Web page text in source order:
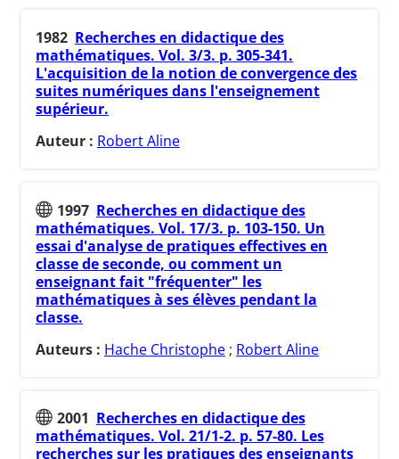
1982 Recherches en didactique des
mathématiques. Vol. 3/3. p. 305-341.
L'acquisition de la notion de convergence des
suites numériques dans l'enseignement
supérieur.
Auteur : Robert Aline
1997 Recherches en didactique des
mathématiques. Vol. 17/3. p. 103-150. Un
essai d'analyse de pratiques effectives en
classe de seconde, ou comment un
enseignant fait "fréquenter" les
mathématiques à ses élèves pendant la
classe.
Auteurs : Hache Christophe ; Robert Aline
2001 Recherches en didactique des
mathématiques. Vol. 21/1-2. p. 57-80. Les
recherches sur les pratiques des enseignants